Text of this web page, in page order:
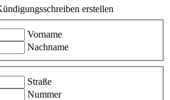
erstellen
Vorname
Nachname
Straße
Nummer